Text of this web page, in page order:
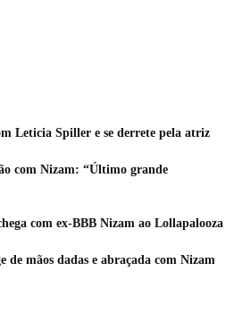
Leticia Spiller e se derrete pela atriz
com Nizam: “Último grande
com ex-BBB Nizam ao Lollapalooza
de mãos dadas e abraçada com Nizam